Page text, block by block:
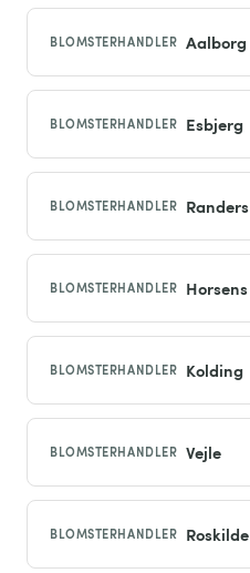
BLOMSTERHANDLER Aalborg
BLOMSTERHANDLER Esbjerg
BLOMSTERHANDLER Randers
BLOMSTERHANDLER Horsens
BLOMSTERHANDLER Kolding
BLOMSTERHANDLER Vejle
BLOMSTERHANDLER Roskilde